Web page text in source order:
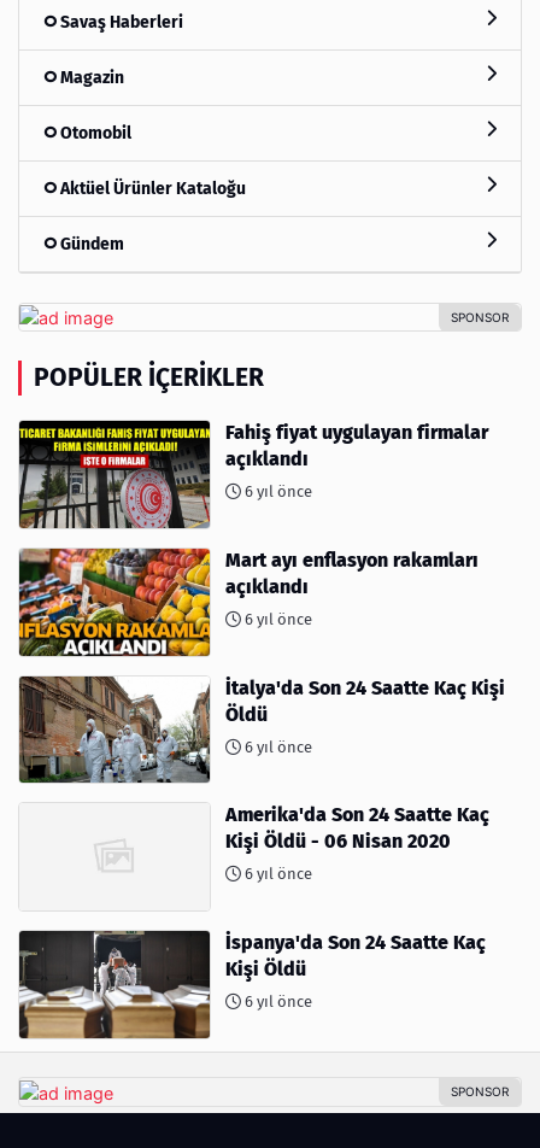
Savaş Haberleri
Magazin
Otomobil
Aktüel Ürünler Kataloğu
Gündem
POPÜLER İÇERIKLER
Fahiş fiyat uygulayan firmalar
açıklandı
6 yıl önce
Mart ayı enflasyon rakamları
açıklandı
6 yıl önce
İtalya'da Son 24 Saatte Kaç Kişi
Öldü
6 yıl önce
Amerika'da Son 24 Saatte Kaç
Kişi Öldü - 06 Nisan 2020
6 yıl önce
İspanya'da Son 24 Saatte Kaç
Kişi Öldü
6 yıl önce